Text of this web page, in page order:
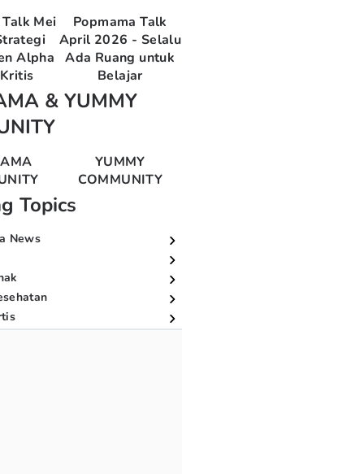
Mei
Alpha
Popmama Talk
April 2026 - Selalu
Ada Ruang untuk
Belajar
& YUMMY
YUMMY
COMMUNITY
Topics
News